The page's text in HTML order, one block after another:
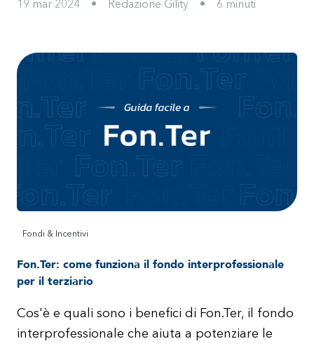
19 mar 2024 • Redazione Gility • 6 minuti
Fondi & Incentivi
Fon.Ter: come funziona il fondo interprofessionale
per il terziario
Cos'è e quali sono i benefici di Fon.Ter, il fondo
interprofessionale che aiuta a potenziare le